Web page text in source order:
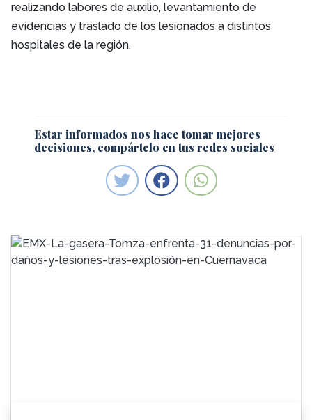
realizando labores de auxilio, levantamiento de
evidencias y traslado de los lesionados a distintos
hospitales de la región.
Estar informados nos hace tomar mejores
decisiones, compártelo en tus redes sociales